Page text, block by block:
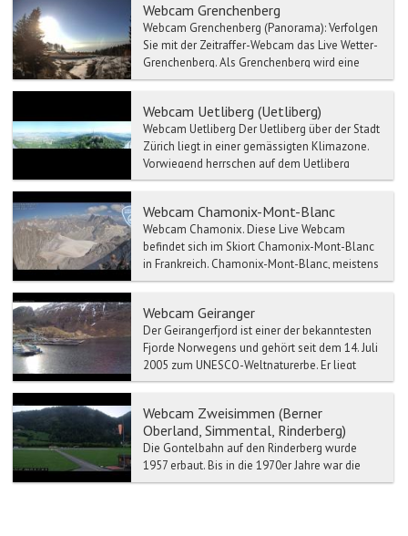
Webcam Grenchenberg
Webcam Grenchenberg (Panorama): Verfolgen
Sie mit der Zeitraffer-Webcam das Live Wetter-
Grenchenberg. Als Grenchenberg wird eine
Hoch...
Webcam Uetliberg (Uetliberg)
Webcam Uetliberg Der Uetliberg über der Stadt
Zürich liegt in einer gemässigten Klimazone.
Vorwiegend herrschen auf dem Uetliberg
Winde aus...
Webcam Chamonix-Mont-Blanc
Webcam Chamonix. Diese Live Webcam
befindet sich im Skiort Chamonix-Mont-Blanc
in Frankreich. Chamonix-Mont-Blanc, meistens
kurz Cham...
Webcam Geiranger
Der Geirangerfjord ist einer der bekanntesten
Fjorde Norwegens und gehört seit dem 14. Juli
2005 zum UNESCO-Weltnaturerbe. Er liegt
etwa 200 km nor...
Webcam Zweisimmen (Berner
Oberland, Simmental, Rinderberg)
Die Gontelbahn auf den Rinderberg wurde
1957 erbaut. Bis in die 1970er Jahre war die
Rinderbergbahn die längste ihrer Art in Europa.